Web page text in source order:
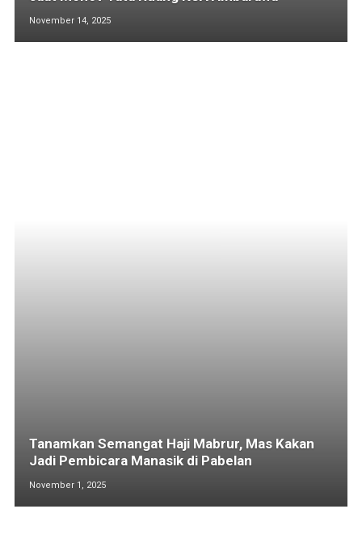
November 14, 2025
Tanamkan Semangat Haji Mabrur, Mas Kakan
Jadi Pembicara Manasik di Pabelan
November 1, 2025